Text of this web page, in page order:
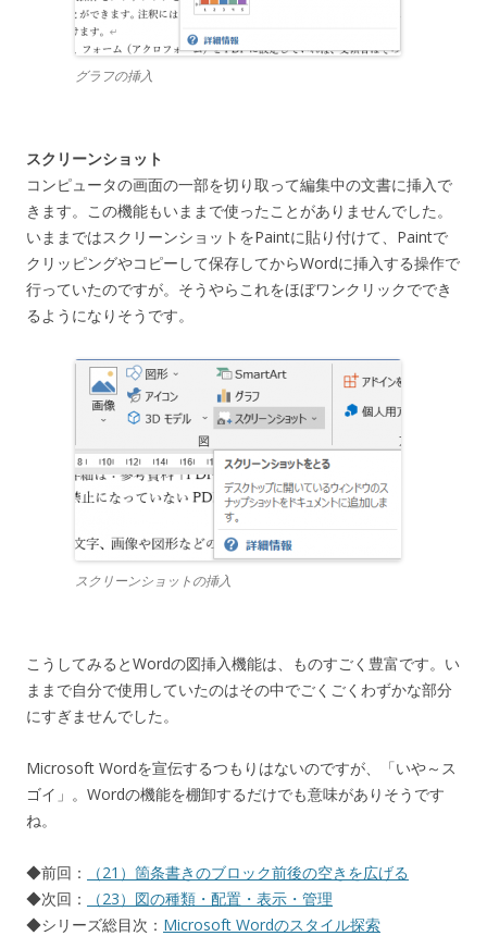
グラフの挿入
スクリーンショット
コンピュータの画面の一部を切り取って編集中の文書に挿入で
きます。この機能もいままで使ったことがありませんでした。
いままではスクリーンショットをPaintに貼り付けて、Paintで
クリッピングやコピーして保存してからWordに挿入する操作で
行っていたのですが。そうやらこれをほぼワンクリックででき
るようになりそうです。
スクリーンショットの挿入
こうしてみるとWordの図挿入機能は、ものすごく豊富です。い
ままで自分で使用していたのはその中でごくごくわずかな部分
にすぎませんでした。
Microsoft Wordを宣伝するつもりはないのですが、「いや～ス
ゴイ」。Wordの機能を棚卸するだけでも意味がありそうです
ね。
◆前回：
（21）箇条書きのブロック前後の空きを広げる
◆次回：
（23）図の種類・配置・表示・管理
◆シリーズ総目次： Microsoft Wordのスタイル探索